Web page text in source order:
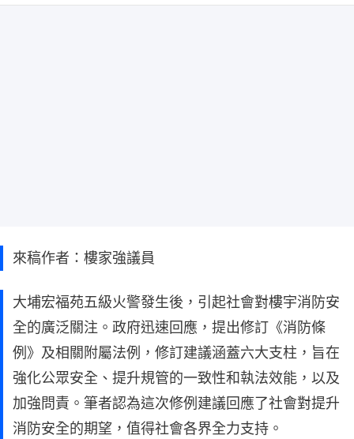
來稿作者：樓家強議員
大埔宏福苑五級火警發生後，引起社會對樓宇消防安
全的廣泛關注。政府迅速回應，提出修訂《消防條
例》及相關附屬法例，修訂建議涵蓋六大支柱，旨在
強化公眾安全、提升規管的一致性和執法效能，以及
加強問責。筆者認為這次修例建議回應了社會對提升
消防安全的期望，值得社會各界全力支持。